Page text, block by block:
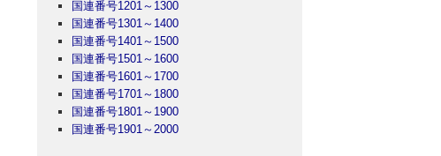
国連番号1201～1300
国連番号1301～1400
国連番号1401～1500
国連番号1501～1600
国連番号1601～1700
国連番号1701～1800
国連番号1801～1900
国連番号1901～2000